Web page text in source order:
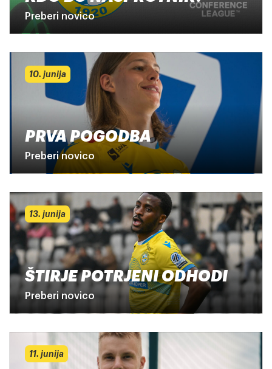
Preberi novico
10. junija
PRVA POGODBA
Preberi novico
13. junija
ŠTIRJE POTRJENI ODHODI
Preberi novico
11. junija